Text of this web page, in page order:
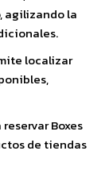
agilizando la
localizar
Boxes
de tiendas